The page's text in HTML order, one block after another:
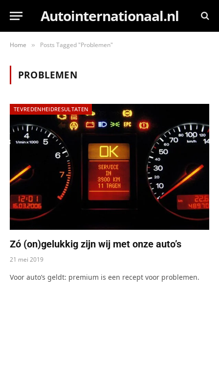
Autointernationaal.nl
Home » Posts Tagged "Problemen"
PROBLEMEN
TEVREDENHEIDRESULTATEN
Zó (on)gelukkig zijn wij met onze auto’s
21 mei 2019
Voor auto’s geldt: premium is een recept voor problemen.